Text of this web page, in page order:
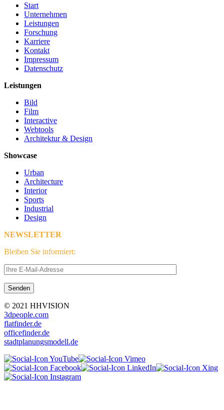
Start
Unternehmen
Leistungen
Forschung
Karriere
Kontakt
Impressum
Datenschutz
Leistungen
Bild
Film
Interactive
Webtools
Architektur & Design
Showcase
Urban
Architecture
Interior
Sports
Industrial
Design
NEWSLETTER
Bleiben Sie informiert:
© 2021 HHVISION
3dpeople.com
flatfinder.de
officefinder.de
stadtplanungsmodell.de